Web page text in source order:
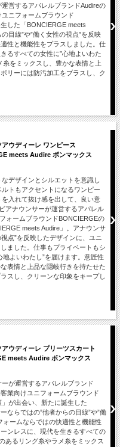
営するアパレルブランドAudireの
ユニフォームブラウンド
した「BONCIERGE meets
目線”や”働く女性の視点”を反映
性と機能性をプラスしました。仕
るすべての女性に”心地よいわた
糸をミックスし、豊かな表情と上
リーには防汚加工をプラスし、ク
ウディーレ ワンピース
meets Audire ボンマックス
デザインとシルエットを意識し
トもアクセントになるワンピー
入れて抜け感を出して、良い意
アナウンサーが運営するアパレル
ォームブラウンドBONCIERGEの
meets Audire」。アナウンサ
点”を反映したデザインに、ユニ
ました。仕事もプライベートもシ
よいわたし”を届けます。意匠性
表情と上品な隠岐行きを持たせた
スし、クリーンな印象をキープし
ウディーレ プリーツスカート
meets Audire ボンマックス
が運営するアパレルブランド
業向けユニフォームブラウンド
が出会い、新たに誕生した
ならではの”他者からの目線”や”働
ォームならではの快適性と機能性
ンレスに、現代を生きるすべての
あるリング糸やラメ糸をミックス